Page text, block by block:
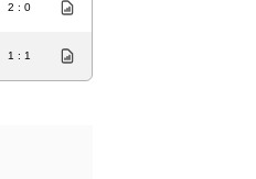
2 : 0
1 : 1